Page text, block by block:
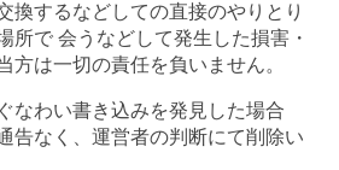
換するなどしての直接のやりとり
所で 会うなどして発生した損害・
方は一切の責任を負いません。
なわい書き込みを発見した場合
告なく、運営者の判断にて削除い